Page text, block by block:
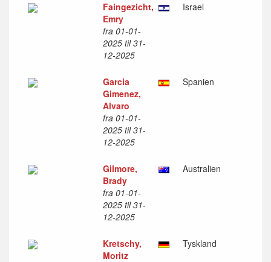
Faingezicht,
Emry
fra 01-01-
2025 til 31-
12-2025
Israel
Garcia
Gimenez,
Alvaro
fra 01-01-
2025 til 31-
12-2025
Spanien
Gilmore,
Brady
fra 01-01-
2025 til 31-
12-2025
Australien
Kretschy,
Moritz
Tyskland